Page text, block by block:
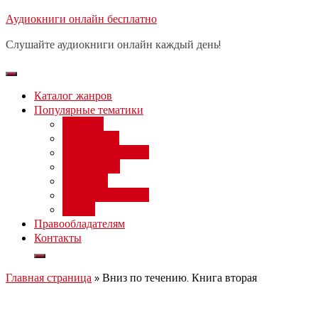
Перейти
содержимому
Аудиокниги онлайн бесплатно
Слушайте аудиокниги онлайн каждый день!
Каталог жанров
Популярные тематики
Правообладателям
Контакты
Главная страница » Вниз по течению. Книга вторая
Бесплатный вебинар: заработок
день